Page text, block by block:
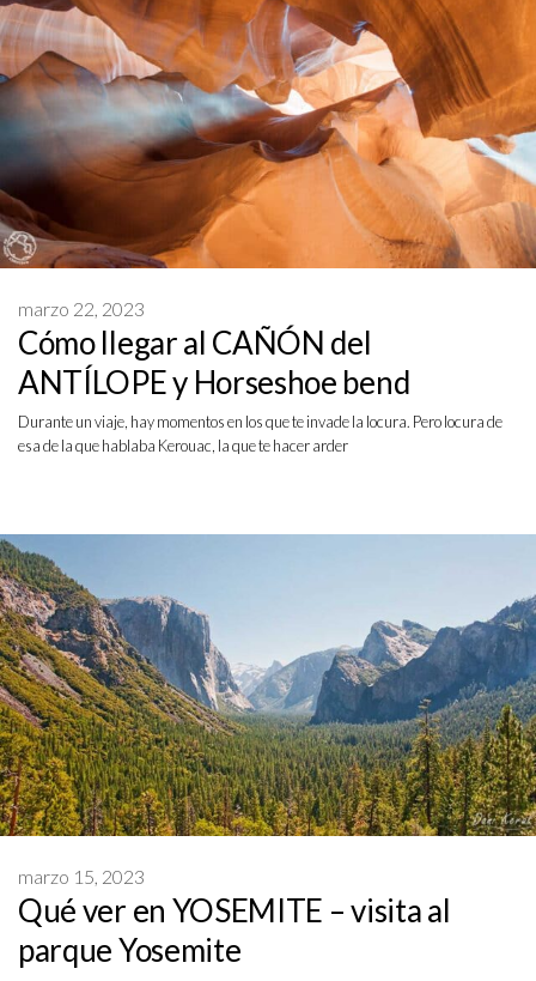
Cómo llegar al CAÑÓN del
ANTÍLOPE y Horseshoe bend
marzo 22, 2023
Durante un viaje, hay momentos en los que te invade la locura. Pero locura de
esa de la que hablaba Kerouac, la que te hacer arder
Qué ver en YOSEMITE – visita al
parque Yosemite
marzo 15, 2023